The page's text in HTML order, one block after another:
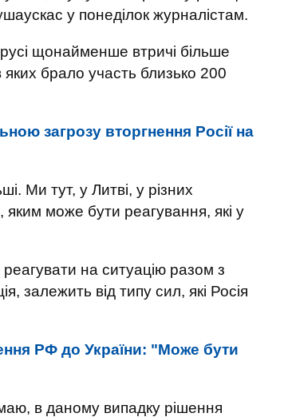
у понеділок журналістам.
щонайменше втричі більше
брало участь близько 200
загрозу вторгнення Росії на
Ми тут, у Литві, у різних
може бути реагування, які у
на ситуацію разом з
залежить від типу сил, які Росія
РФ до України: "Може бути
в даному випадку рішення